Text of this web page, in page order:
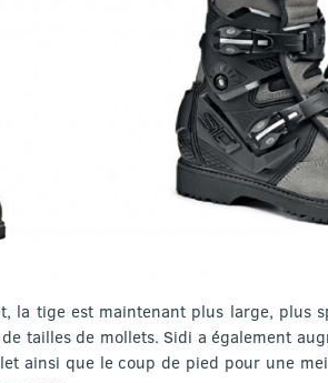
la tige est maintenant plus large, plus
tailles de mollets. Sidi a également
ainsi que le coup de pied pour une